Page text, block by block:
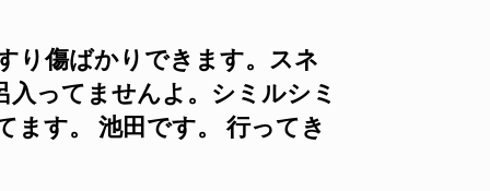
り傷ばかりできます。スネ
ってませんよ。シミルシミ
ます。 池田です。 行ってき